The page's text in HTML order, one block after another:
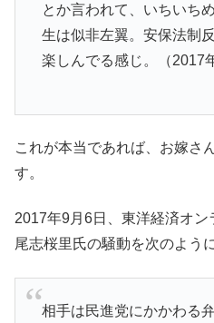
とか言われて、いちいち
生は似非左翼。安保法制
楽しんでる感じ。（2017
これが本当であれば、お嫁さ
す。
2017年9月6日、 東洋経済オン
尾志桜里氏の騒動を次のよう
相手は民進党にかかわる